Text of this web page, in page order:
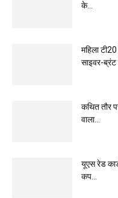
के...
महिला
साइवर-ब्रंट
कथित तौर
वाला...
यूएस रेड
कप...